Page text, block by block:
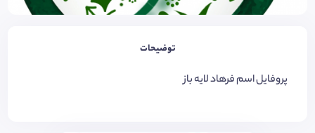
توضیحات
پروفایل اسم فرهاد لایه باز